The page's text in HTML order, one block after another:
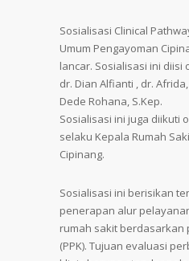
Sosialisasi Clinical
Umum Pengayoman
lancar. Sosialisasi ini diisi
dr. Dian Alfianti , dr. Afrida,
Dede Rohana, S.Kep.
Sosialisasi ini juga diikuti
selaku Kepala Rumah
Cipinang.
Sosialisasi ini berisikan
penerapan alur
rumah sakit berdasarkan
(PPK). Tujuan evaluasi